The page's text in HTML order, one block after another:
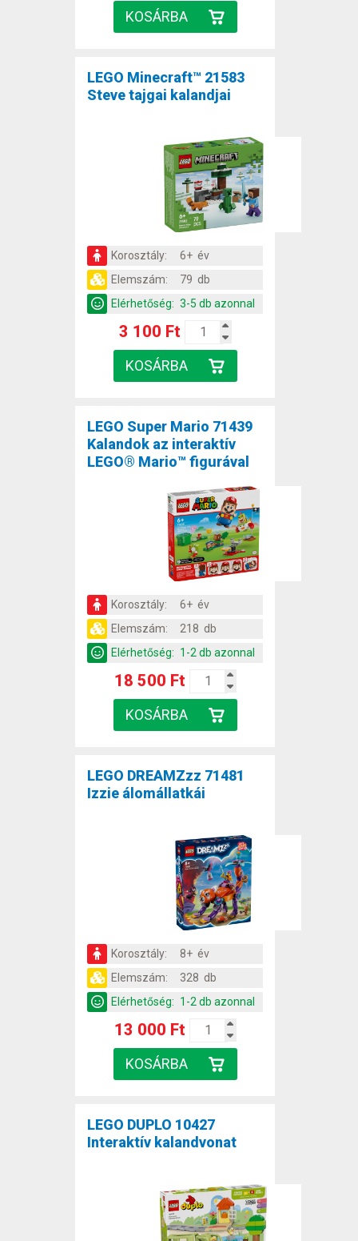
LEGO Minecraft™ 21583
Steve tajgai kalandjai
Korosztály:
6+ év
Elemszám:
79 db
Elérhetőség: 3-5 db azonnal
3 100 Ft
LEGO Super Mario 71439
Kalandok az interaktív
LEGO® Mario™ figurával
Korosztály:
6+ év
Elemszám:
218 db
Elérhetőség: 1-2 db azonnal
18 500 Ft
LEGO DREAMZzz 71481
Izzie álomállatkái
Korosztály:
8+ év
Elemszám:
328 db
Elérhetőség: 1-2 db azonnal
13 000 Ft
LEGO DUPLO 10427
Interaktív kalandvonat